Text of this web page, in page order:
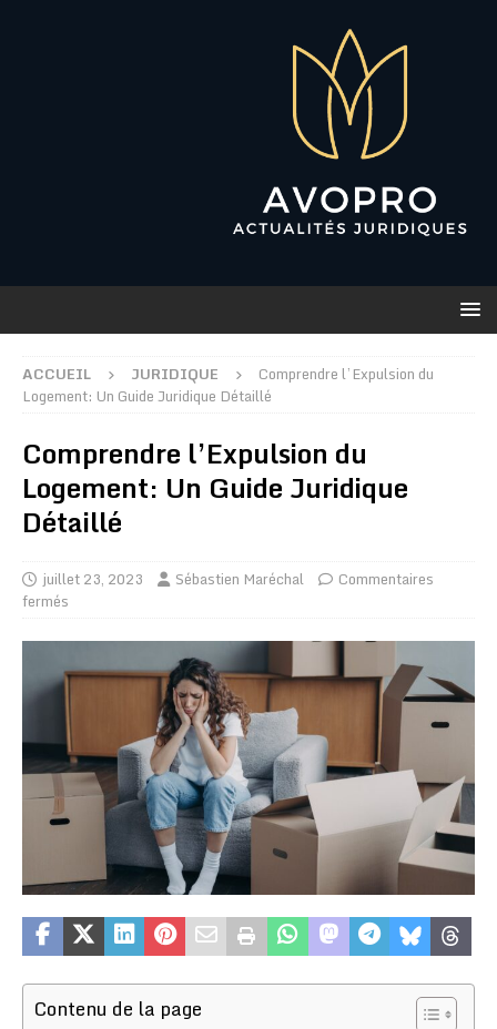
ACCUEIL JURIDIQUE
Comprendre l’Expulsion du
Logement: Un Guide Juridique Détaillé
Comprendre l’Expulsion du
Logement: Un Guide Juridique
Détaillé
juillet 23, 2023 Sébastien Maréchal
Commentaires
fermés
Contenu de la page